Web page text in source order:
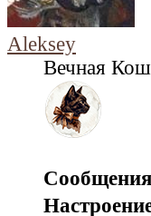
Aleksey
Вечная